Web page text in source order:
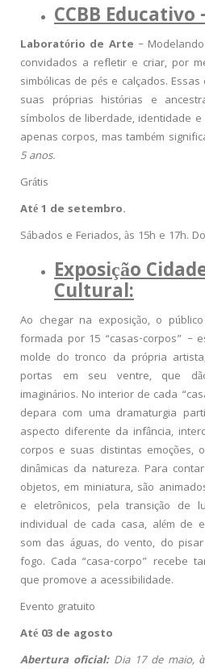
CCBB Educativo
Laboratório de Arte –
convidados a refletir e criar, por
simbólicas de pés e calçados.
suas próprias histórias e
símbolos de liberdade, identidade e
apenas corpos, mas também
5 anos.
Grátis
Até 1 de setembro.
Sábados e Feriados, às 15h e 17h.
Exposição
Cultural:
Ao chegar na exposição, o
formada por 15 “casas-corpos” –
molde do tronco da própria
portas em seu ventre, que
imaginários. No interior de cada
depara com uma dramaturgia
aspecto diferente da infância,
corpos e suas distintas emoções,
dinâmicas da natureza. Para
objetos, em miniatura, são
e eletrônicos, pela transição de
individual de cada casa, além de
som das águas, do vento, do
fogo. Cada “casa-corpo” recebe
que promove a acessibilidade.
Evento gratuito
Até 03 de agosto
Abertura oficial:Dia 17 de maio,